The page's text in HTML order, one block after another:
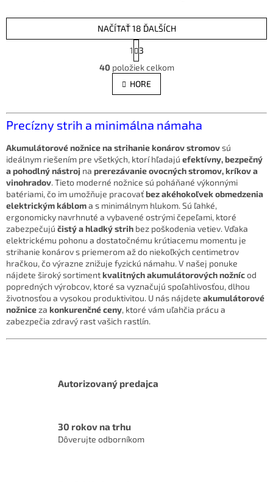
svoju...
Zakúpený...
O
v
l
á
a
c
e
p
r
v
k
y
v
ý
p
i
s
u
NAČÍTAŤ 18 ĎALŠÍCH
S
t
r
á
n
k
v
a
i
e
1
3
40 položiek celkom
HORE
Precízny strih a minimálna námaha
Akumulátorové nožnice na strihanie konárov stromovsú
ideálnym riešením pre všetkých, ktorí hľadajú efektívny, bezpečný
a pohodlný nástroj na prerezávanie ovocných stromov, kríkov a
vinohradov. Tieto moderné nožnice sú poháňané výkonnými
batériami, čo im umožňuje pracovaťbez akéhokoľvek obmedzenia
elektrickým kábloma s minimálnym hlukom. Sú ľahké,
ergonomicky navrhnuté a vybavené ostrými čepeľami, ktoré
zabezpečujú čistý a hladký strih bez poškodenia vetiev. Vďaka
elektrickému pohonu a dostatočnému krútiacemu momentu je
strihanie konárov s priemerom až do niekoľkých centimetrov
hračkou, čo výrazne znižuje fyzickú námahu. V našej ponuke
nájdete široký sortimentkvalitných akumulátorových nožnícod
popredných výrobcov, ktoré sa vyznačujú spoľahlivosťou, dlhou
životnosťou a vysokou produktivitou. U nás nájdete akumulátorové
nožniceza konkurenčné ceny, ktoré vám uľahčia prácu a
zabezpečia zdravý rast vašich rastlín.
Autorizovaný predajca
30 rokov na trhu
Dôverujte odborníkom